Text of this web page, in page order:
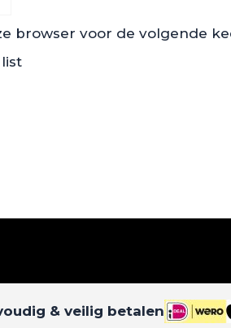
browser voor de volgende
& veilig betalen